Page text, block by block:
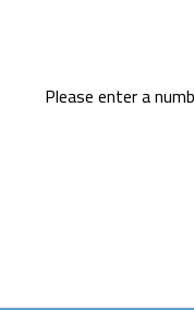
Please enter a